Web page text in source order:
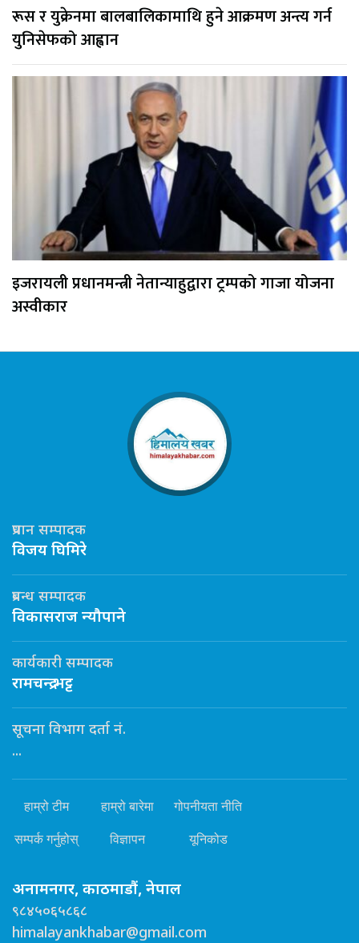
रूस र युक्रेनमा बालबालिकामाथि हुने आक्रमण अन्त्य गर्न
युनिसेफको आह्वान
इजरायली प्रधानमन्त्री नेतान्याहुद्वारा ट्रम्पको गाजा योजना
अस्वीकार
प्रधान सम्पादक
विजय घिमिरे
प्रबन्ध सम्पादक
विकासराज न्यौपाने
कार्यकारी सम्पादक
रामचन्द्र भट्ट
सूचना विभाग दर्ता नं.
...
हाम्रो टीम हाम्रो बारेमा गोपनीयता नीति
सम्पर्क गर्नुहोस् विज्ञापन यूनिकोड
अनामनगर, काठमाडौं, नेपाल
९८४५०६५८६८
himalayankhabar@gmail.com